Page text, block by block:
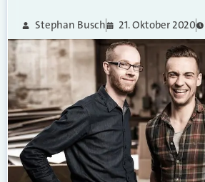
Stephan Busch 21. Oktober 2020